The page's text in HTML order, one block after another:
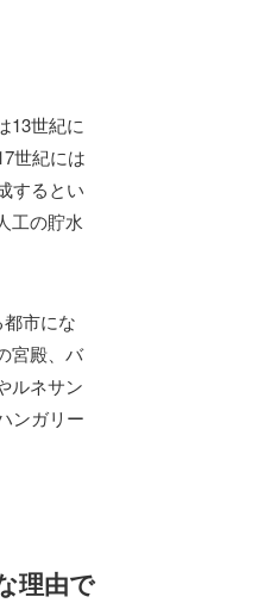
13世紀に
世紀には
するとい
工の貯水
市にな
宮殿、バ
ルネサン
ンガリー
理由で